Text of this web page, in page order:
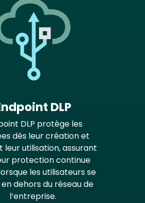
DLP
DLP protège les
dès leur création et
leur utilisation, assurant
protection continue
les utilisateurs se
dehors du réseau de
l’entreprise.